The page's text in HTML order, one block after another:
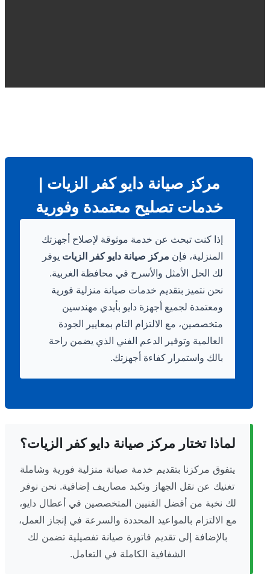
مركز صيانة دايو كفر الزيات |
خدمات تصليح معتمدة وفورية
إذا كنت تبحث عن خدمة موثوقة لإصلاح أجهزتك
المنزلية، فإن مركز صيانة دايو كفر الزيات يوفر
لك الحل الأمثل والأسرح في محافظة الغربية.
نحن نتميز بتقديم خدمات صيانة منزلية فورية
ومعتمدة لجميع أجهزة دايو بأيدي مهندسين
متخصصين، مع الالتزام التام بمعايير الجودة
العالمية وتوفير الدعم الفني الذي يضمن راحة
بالك واستمرار كفاءة أجهزتك.
لماذا تختار مركز صيانة دايو كفر الزيات؟
يتفوق مركزنا بتقديم خدمة صيانة منزلية فورية وشاملة
تغنيك عن نقل الجهاز وتكبد مصاريف إضافية. نحن نوفر
لك نخبة من أفضل الفنيين المتخصصين في أعطال دايو،
مع الالتزام بالمواعيد المحددة والسرعة في إنجاز العمل،
بالإضافة إلى تقديم فاتورة صيانة تفصيلية تضمن لك
الشفافية الكاملة في التعامل.